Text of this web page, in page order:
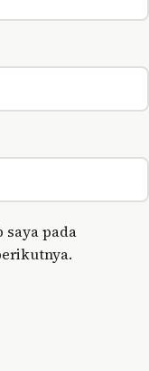
saya pada